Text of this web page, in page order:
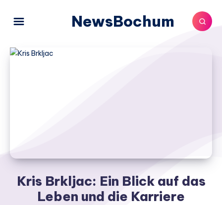
NewsBochum
Kris Brkljac: Ein Blick auf das
Leben und die Karriere